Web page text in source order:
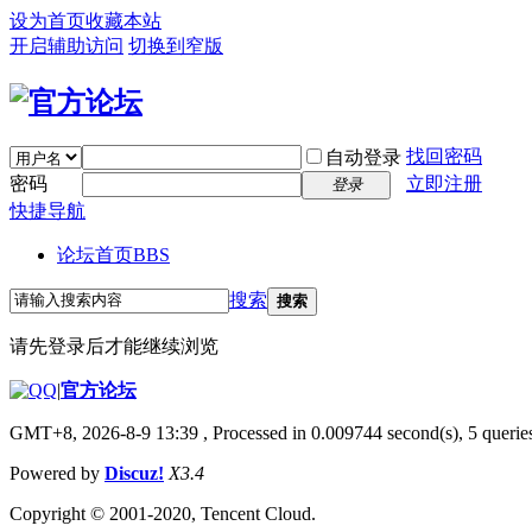
设为首页收藏本站
开启辅助访问 切换到窄版
自动登录 找回密码
密码
登录
立即注册
快捷导航
论坛首页BBS
搜索 搜索
请先登录后才能继续浏览
|官方论坛
GMT+8, 2026-8-9 13:39 , Processed in 0.009744 second(s), 5
Powered by Discuz! X3.4
Copyright © 2001-2020, Tencent Cloud.